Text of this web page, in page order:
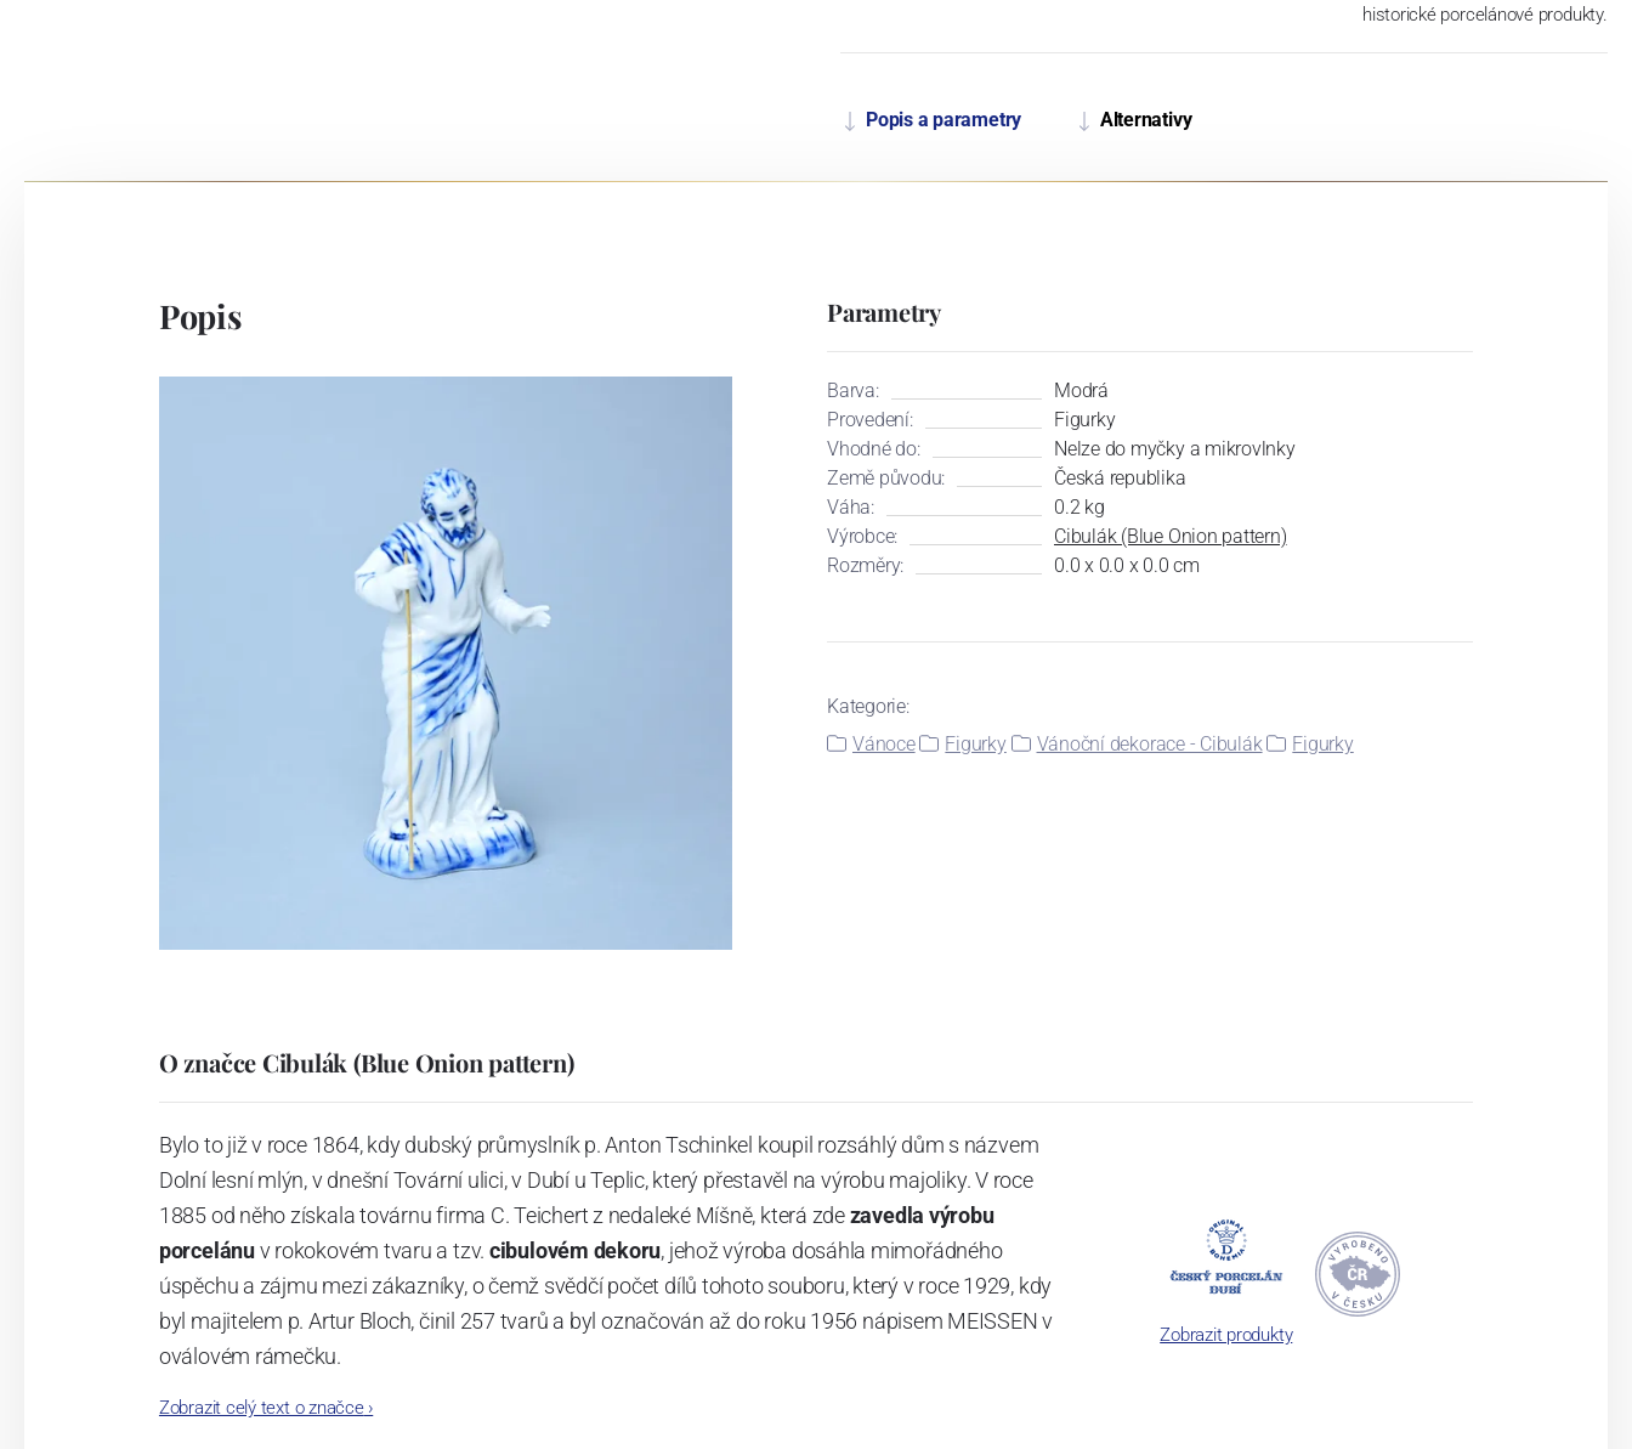
historické porcelánové produkty.
Popis a parametry Alternativy
Popis Parametry
Barva:
Modrá
Provedení:
Figurky
Vhodné do:
Nelze do myčky a mikrovlnky
Země původu:
Česká republika
Váha:
0.2 kg
Výrobce:
Cibulák (Blue Onion pattern)
Rozměry:
0.0 x 0.0 x 0.0 cm
Kategorie:
Vánoce
Figurky Vánoční dekorace - Cibulák Figurky
O značce Cibulák (Blue Onion pattern)
Bylo to již v roce 1864, kdy dubský průmyslník p. Anton Tschinkel koupil rozsáhlý dům s názvem
Dolní lesní mlýn, v dnešní Tovární ulici, v Dubí u Teplic, který přestavěl na výrobu majoliky. V roce
1885 od něho získala továrnu firma C. Teichert z nedaleké Míšně, která zdezavedla výrobu
porcelánuv rokokovém tvaru a tzv. cibulovém dekoru, jehož výroba dosáhla mimořádného
úspěchu a zájmu mezi zákazníky, o čemž svědčí počet dílů tohoto souboru, který v roce 1929, kdy
byl majitelem p. Artur Bloch, činil 257 tvarů a byl označován až do roku 1956 nápisem MEISSEN v
oválovém rámečku.
Dnes, kdy čtete tento úvod, nese firma název
Zobrazit celý text o značce›
Zobrazit produkty